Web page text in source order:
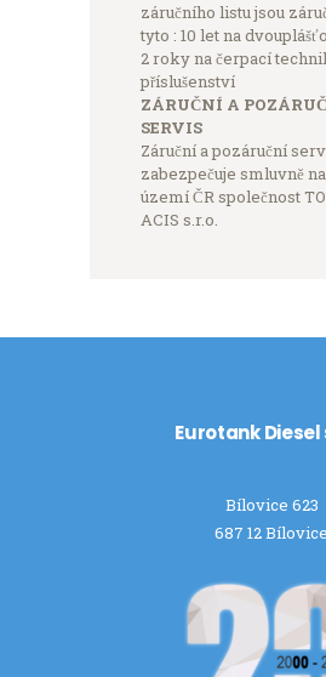
záručního listu jsou
tyto : 10 let na
2 roky na čerpací
příslušenství
ZÁRUČNÍ A
SERVIS
Záruční a pozáruční
zabezpečuje smluvně
území ČR společnost
ACIS s.r.o.
Eurotank Diesel
Bílovice 623
687 12 Bílovice